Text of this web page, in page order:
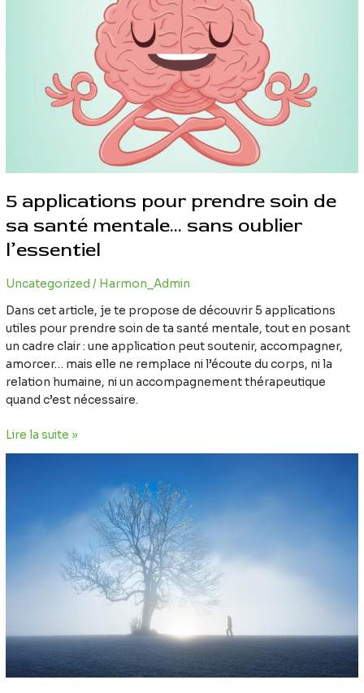
5 applications pour prendre soin de
sa santé mentale… sans oublier
l’essentiel
Uncategorized / Harmon_Admin
Dans cet article, je te propose de découvrir 5 applications
utiles pour prendre soin de ta santé mentale, tout en posant
un cadre clair : une application peut soutenir, accompagner,
amorcer… mais elle ne remplace ni l’écoute du corps, ni la
relation humaine, ni un accompagnement thérapeutique
quand c’est nécessaire.
mentale…
Lire la suite »
comprendre
dans
le
corps